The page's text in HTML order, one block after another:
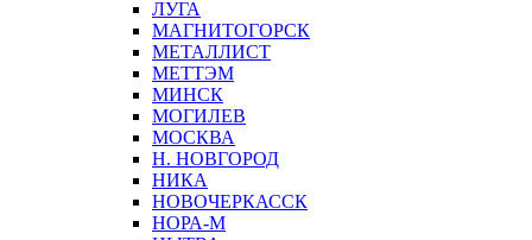
ЛУГА
МАГНИТОГОРСК
МЕТАЛЛИСТ
МЕТТЭМ
МИНСК
МОГИЛЕВ
МОСКВА
Н. НОВГОРОД
НИКА
НОВОЧЕРКАССК
НОРА-М